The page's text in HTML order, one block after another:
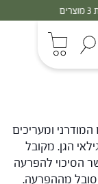
ומעריכים
10% מהילדים בגילאי הגן. מקובל
הסיכוי להפרעה
מההפרעה.